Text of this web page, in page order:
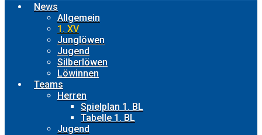
News
Allgemein
1. XV
Junglöwen
Jugend
Silberlöwen
Löwinnen
Teams
Herren
Spielplan 1. BL
Tabelle 1. BL
Jugend